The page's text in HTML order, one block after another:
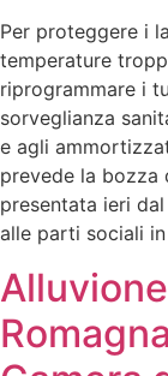
Per proteggere i
temperature
riprogrammare i
sorveglianza
e agli
prevede la bozza
presentata ieri
alle parti sociali